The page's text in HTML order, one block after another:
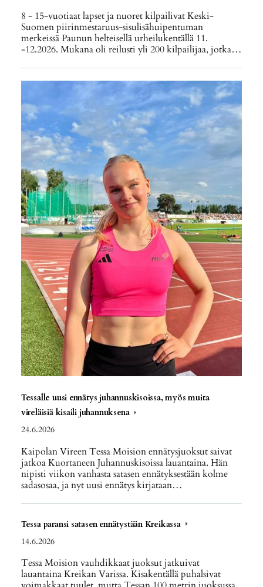
8 - 15-vuotiaat lapset ja nuoret kilpailivat Keski-
Suomen piirinmestaruus-sisulisähuipentuman
merkeissä Paunun helteisellä urheilukentällä 11.
-12.2026. Mukana oli reilusti yli 200 kilpailijaa, jotka…
Tessalle uusi ennätys juhannuskisoissa, myös muita
vireläisiä kisaili juhannuksena
24.6.2026
Kaipolan Vireen Tessa Moision ennätysjuoksut saivat
jatkoa Kuortaneen Juhannuskisoissa lauantaina. Hän
nipisti viikon vanhasta satasen ennätyksestään kolme
sadasosaa, ja nyt uusi ennätys kirjataan…
Tessa paransi satasen ennätystään Kreikassa
14.6.2026
Tessa Moision vauhdikkaat juoksut jatkuivat
lauantaina Kreikan Varissa. Kisakentällä puhalsivat